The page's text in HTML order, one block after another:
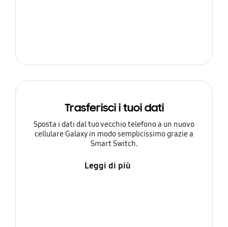
Trasferisci i tuoi dati
Sposta i dati dal tuo vecchio telefono a un nuovo
cellulare Galaxy in modo semplicissimo grazie a
Smart Switch.
Leggi di più